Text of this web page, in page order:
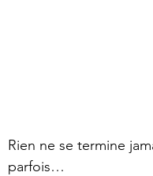
Rien ne se termine
parfois…